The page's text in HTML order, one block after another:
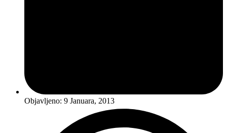
Objavljeno: 9 Januara, 2013